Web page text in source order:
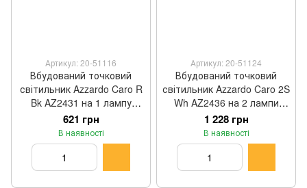
Артикул: 20-51116
Вбудований точковий
світильник Azzardo Caro R
Bk AZ2431 на 1 лампу
GU10, чорний, 8 × 7 см
621 грн
В наявності
Артикул: 20-51124
Вбудований точковий
світильник Azzardo Caro 2S
Wh AZ2436 на 2 лампи
GU10, білий, 17,4 × 9,3 × 7
см
1 228 грн
В наявності